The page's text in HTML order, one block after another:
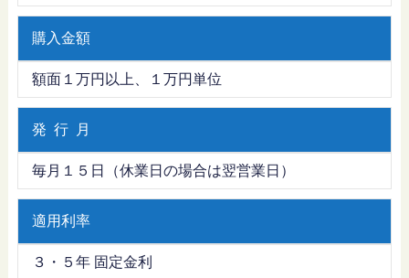
購入金額
額面１万円以上、１万円単位
発 行 月
毎月１５日（休業日の場合は翌営業日）
適用利率
３・５年 固定金利